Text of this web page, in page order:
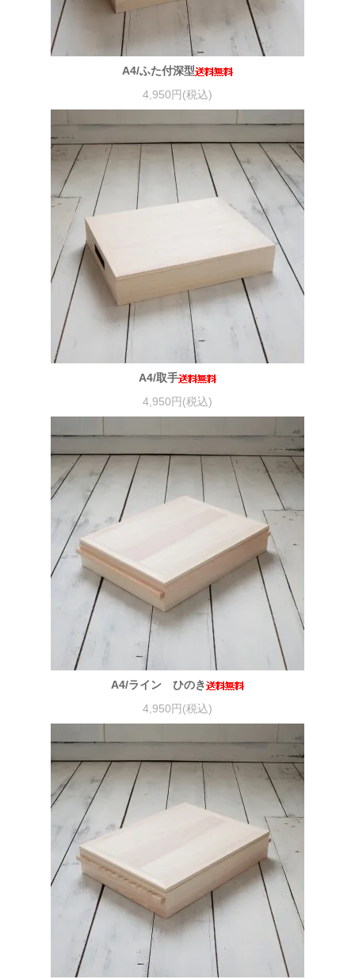
A4/ふた付深型
4,950円(税込)
A4/取手
4,950円(税込)
A4/ライン ひのき
4,950円(税込)